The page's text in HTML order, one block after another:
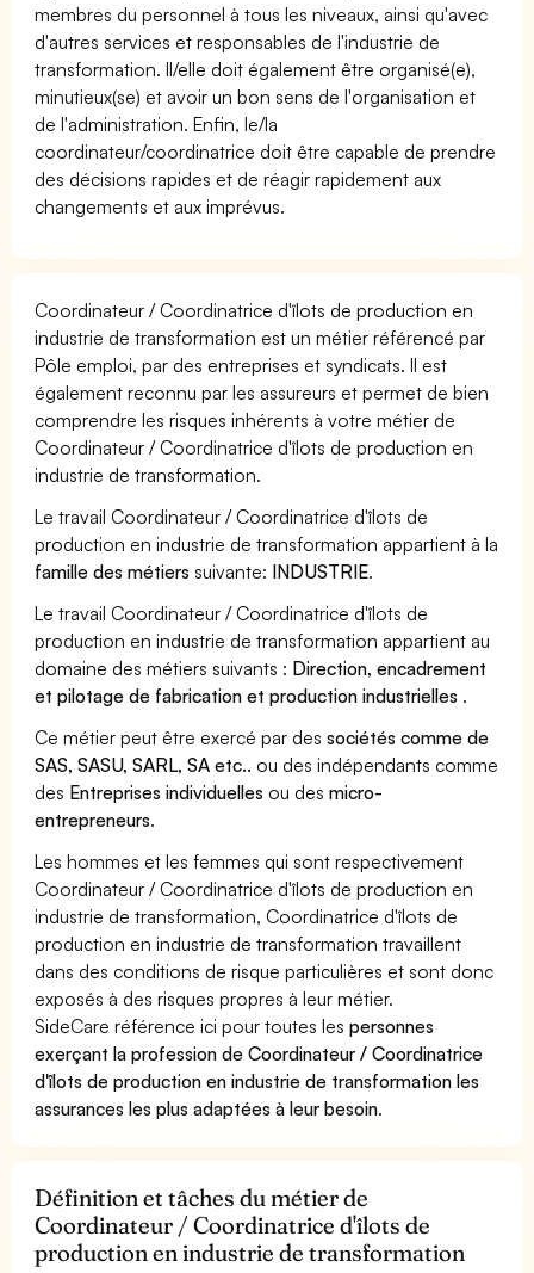
membres du personnel à tous les niveaux, ainsi qu'avec
d'autres services et responsables de l'industrie de
transformation. Il/elle doit également être organisé(e),
minutieux(se) et avoir un bon sens de l'organisation et
de l'administration. Enfin, le/la
coordinateur/coordinatrice doit être capable de prendre
des décisions rapides et de réagir rapidement aux
changements et aux imprévus.
Coordinateur / Coordinatrice d'îlots de production en
industrie de transformation est un métier référencé par
Pôle emploi, par des entreprises et syndicats. Il est
également reconnu par les assureurs et permet de bien
comprendre les risques inhérents à votre métier de
Coordinateur / Coordinatrice d'îlots de production en
industrie de transformation.
Le travail Coordinateur / Coordinatrice d'îlots de
production en industrie de transformation appartient à la
famille des métiers suivante: INDUSTRIE.
Le travail Coordinateur / Coordinatrice d'îlots de
production en industrie de transformation appartient au
domaine des métiers suivants : Direction, encadrement
et pilotage de fabrication et production industrielles .
Ce métier peut être exercé par dessociétés comme de
SAS, SASU, SARL, SA etc.. ou des indépendants comme
des Entreprises individuelles ou desmicro-
entrepreneurs.
Les hommes et les femmes qui sont respectivement
Coordinateur / Coordinatrice d'îlots de production en
industrie de transformation, Coordinatrice d'îlots de
production en industrie de transformation travaillent
dans des conditions de risque particulières et sont donc
exposés à des risques propres à leur métier.
SideCare référence ici pour toutes lespersonnes
exerçant la profession de Coordinateur / Coordinatrice
d'îlots de production en industrie de transformation les
assurances les plus adaptées à leur besoin.
Définition et tâches du métier de
Coordinateur / Coordinatrice d'îlots de
production en industrie de transformation